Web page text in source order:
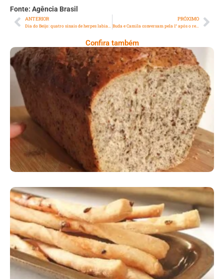
Fonte: Agência Brasil
ANTERIOR PRÓXIMO
Buda e Camila conversam pela 1° após o reality, no programa da Ana Maria Braga
Confira também
Comer Bem: Pão Low Carb
Comer Bem: Palitinhos De Cebola E Salsa